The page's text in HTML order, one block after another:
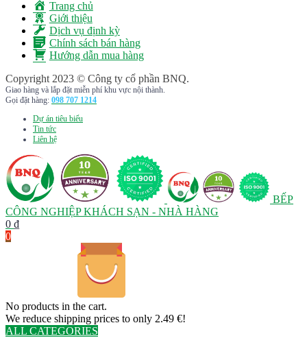
Trang chủ
Giới thiệu
Dịch vụ định kỳ
Chính sách bán hàng
Hướng dẫn mua hàng
Copyright 2023 © Công ty cổ phần BNQ.
Giao hàng và lắp đặt miễn phí khu vực nội thành.
Gọi đặt hàng: 098 707 1214
Dự án tiêu biểu
Tin tức
Liên hệ
BẾP
CÔNG NGHIỆP KHÁCH SẠN - NHÀ HÀNG
0 ₫
0
No products in the cart.
We reduce shipping prices to only 2.49 €!
ALL CATEGORIES